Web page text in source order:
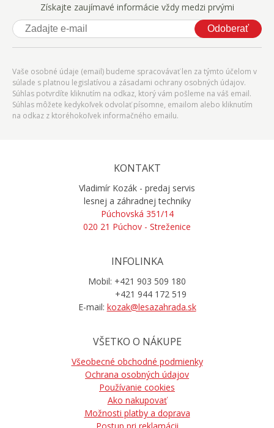
Získajte zaujímavé informácie vždy medzi prvými
Odoberať
Vaše osobné údaje (email) budeme spracovávať len za týmto účelom v
súlade s platnou legislatívou a zásadami ochrany osobných údajov.
Súhlas potvrdíte kliknutím na odkaz, ktorý vám pošleme na váš email.
Súhlas môžete kedykoľvek odvolať písomne, emailom alebo kliknutím
na odkaz z ktoréhokoľvek informačného emailu.
KONTAKT
Vladimír Kozák - predaj servis
lesnej a záhradnej techniky
Púchovská 351/14
020 21 Púchov - Streženice
INFOLINKA
Mobil: +421 903 509 180
+421 944 172 519
E-mail: kozak@lesazahrada.sk
VŠETKO O NÁKUPE
Všeobecné obchodné podmienky
Ochrana osobných údajov
Používanie cookies
Ako nakupovať
Možnosti platby a doprava